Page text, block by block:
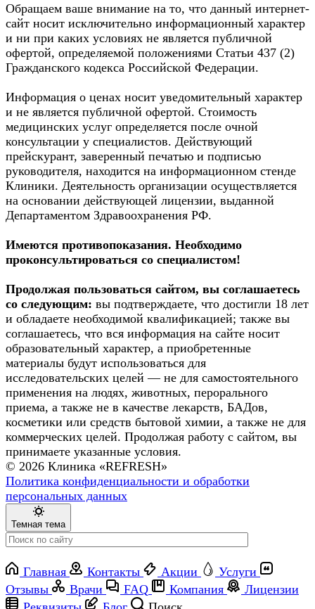
Обращаем ваше внимание на то, что данный интернет-
сайт носит исключительно информационный характер
и ни при каких условиях не является публичной
офертой, определяемой положениями Статьи 437 (2)
Гражданского кодекса Российской Федерации.
Информация о ценах носит уведомительный характер
и не является публичной офертой. Стоимость
медицинских услуг определяется после очной
консультации у специалистов. Действующий
прейскурант, заверенный печатью и подписью
руководителя, находится на информационном стенде
Клиники. Деятельность организации осуществляется
на основании действующей лицензии, выданной
Департаментом Здравоохранения РФ.
Имеются противопоказания. Необходимо
проконсультироваться со специалистом!
Продолжая пользоваться сайтом, вы соглашаетесь
со следующим: вы подтверждаете, что достигли 18 лет
и обладаете необходимой квалификацией; также вы
соглашаетесь, что вся информация на сайте носит
образовательный характер, а приобретенные
материалы будут использоваться для
исследовательских целей — не для самостоятельного
применения на людях, животных, перорального
приема, а также не в качестве лекарств, БАДов,
косметики или средств бытовой химии, а также не для
коммерческих целей. Продолжая работу с сайтом, вы
принимаете указанные условия.
© 2026 Клиника «REFRESH»
Политика конфиденциальности и обработки
персональных данных
Темная тема
Главная Контакты Акции
Услуги
Отзывы
Врачи FAQ Компания
Лицензии